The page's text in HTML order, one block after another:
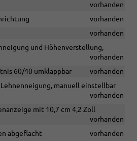
vorhanden
vorhanden
vorhanden
und Höhenverstellung,
vorhanden
60/40 umklappbar
vorhanden
manuell einstellbar
vorhanden
mit 10,7 cm 4,2 Zoll
vorhanden
abgeflacht
vorhanden